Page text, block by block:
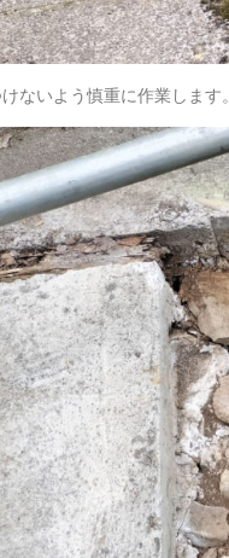
ないよう慎重に作業します。